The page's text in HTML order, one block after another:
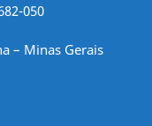
050
– Minas Gerais